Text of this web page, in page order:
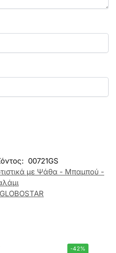
00721GS
με Ψάθα - Μπαμπού -
GLOBOSTAR
-42%